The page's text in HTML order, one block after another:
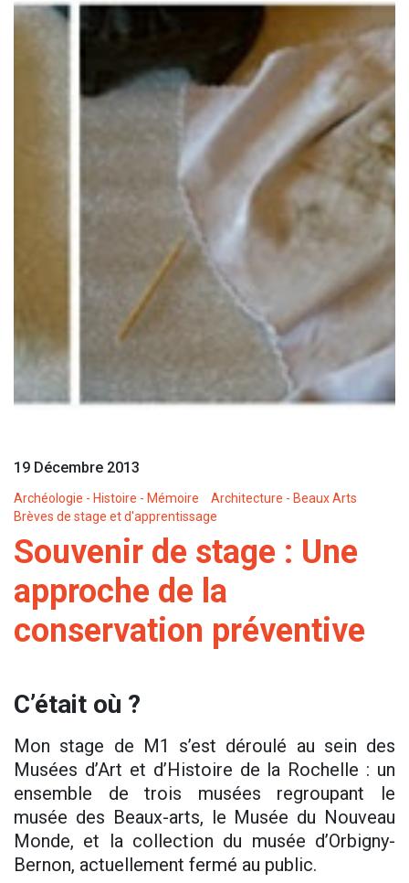
19 Décembre 2013
Archéologie - Histoire - Mémoire
Architecture - Beaux Arts
Brèves de stage et d'apprentissage
Souvenir de stage : Une
approche de la
conservation préventive
C’était où ?
Mon stage de M1 s’est déroulé au sein des
Musées d’Art et d’Histoire de la Rochelle : un
ensemble de trois musées regroupant le
musée des Beaux-arts, le Musée du Nouveau
Monde, et la collection du musée d’Orbigny-
Bernon, actuellement fermé au public.